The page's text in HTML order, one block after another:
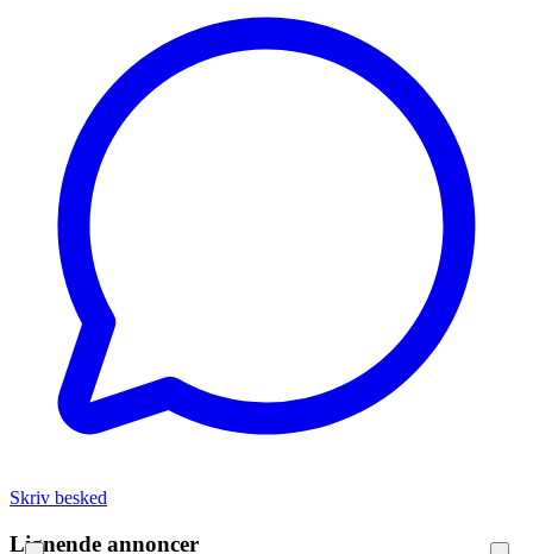
Skriv besked
Lignende annoncer